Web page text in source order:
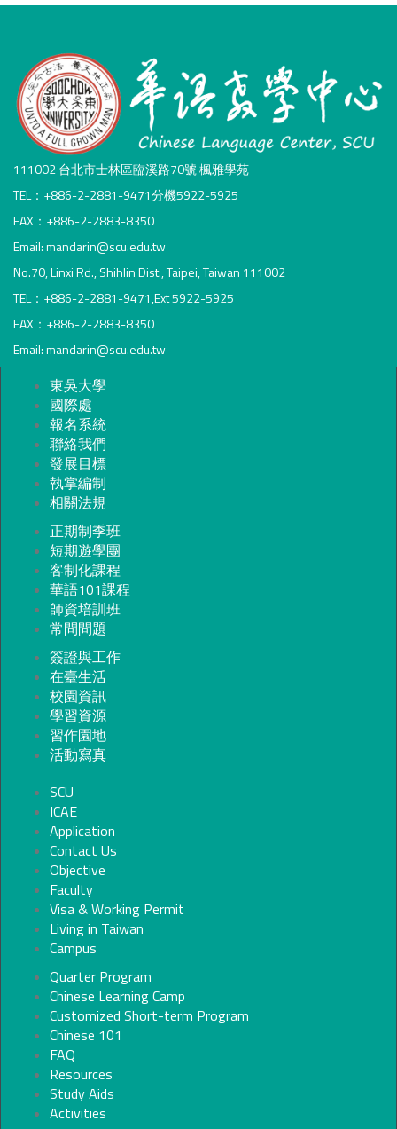
111002 台北市士林區臨溪路70號 楓雅學苑
TEL：+886-2-2881-9471分機5922-5925
FAX：+886-2-2883-8350
Email: mandarin@scu.edu.tw
No.70, Linxi Rd., Shihlin Dist., Taipei, Taiwan 111002
TEL：+886-2-2881-9471,Ext 5922-5925
FAX：+886-2-2883-8350
Email: mandarin@scu.edu.tw
東吳大學
國際處
報名系統
聯絡我們
發展目標
執掌編制
相關法規
正期制季班
短期遊學團
客制化課程
華語101課程
師資培訓班
常問問題
簽證與工作
在臺生活
校園資訊
學習資源
習作園地
活動寫真
SCU
ICAE
Application
Contact Us
Objective
Faculty
Visa & Working Permit
Living in Taiwan
Campus
Quarter Program
Chinese Learning Camp
Customized Short-term Program
Chinese 101
FAQ
Resources
Study Aids
Activities